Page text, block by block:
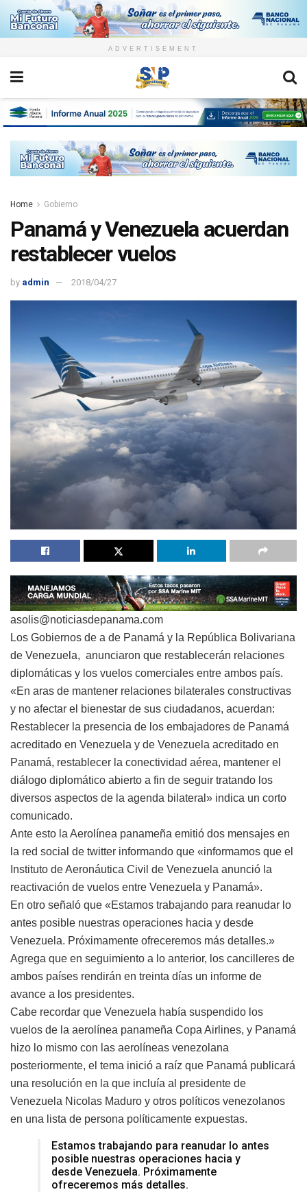
ADVERTISEMENT
Home Gobierno
Panamá y Venezuela acuerdan
restablecer vuelos
by admin 2018/04/27
asolis@noticiasdepanama.com
Los Gobiernos de a de Panamá y la República Bolivariana
de Venezuela, anunciaron que restablecerán relaciones
diplomáticas y los vuelos comerciales entre ambos país.
«En aras de mantener relaciones bilaterales constructivas
y no afectar el bienestar de sus ciudadanos, acuerdan:
Restablecer la presencia de los embajadores de Panamá
acreditado en Venezuela y de Venezuela acreditado en
Panamá, restablecer la conectividad aérea, mantener el
diálogo diplomático abierto a fin de seguir tratando los
diversos aspectos de la agenda bilateral» indica un corto
comunicado.
Ante esto la Aerolínea panameña emitió dos mensajes en
la red social de twitter informando que «informamos que el
Instituto de Aeronáutica Civil de Venezuela anunció la
reactivación de vuelos entre Venezuela y Panamá».
En otro señaló que «Estamos trabajando para reanudar lo
antes posible nuestras operaciones hacia y desde
Venezuela. Próximamente ofreceremos más detalles.»
Agrega que en seguimiento a lo anterior, los cancilleres de
ambos países rendirán en treinta días un informe de
avance a los presidentes.
Cabe recordar que Venezuela había suspendido los
vuelos de la aerolínea panameña Copa Airlines, y Panamá
hizo lo mismo con las aerolíneas venezolana
posteriormente, el tema inició a raíz que Panamá publicará
una resolución en la que incluía al presidente de
Venezuela Nicolas Maduro y otros políticos venezolanos
en una lista de persona políticamente expuestas.
Estamos trabajando para reanudar lo antes
posible nuestras operaciones hacia y
desde Venezuela. Próximamente
ofreceremos más detalles.